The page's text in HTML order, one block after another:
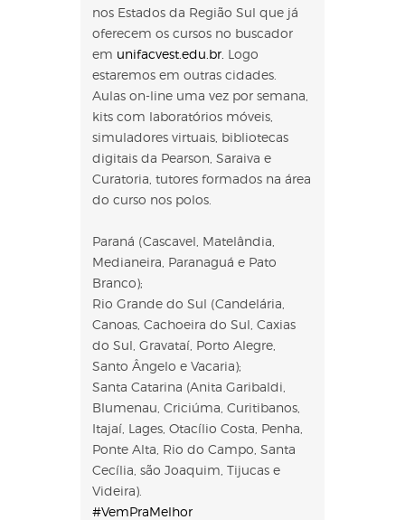
nos Estados da Região Sul que já
oferecem os cursos no buscador
em unifacvest.edu.br. Logo
estaremos em outras cidades.
Aulas on-line uma vez por semana,
kits com laboratórios móveis,
simuladores virtuais, bibliotecas
digitais da Pearson, Saraiva e
Curatoria, tutores formados na área
do curso nos polos.
Paraná (Cascavel, Matelândia,
Medianeira, Paranaguá e Pato
Branco);
Rio Grande do Sul (Candelária,
Canoas, Cachoeira do Sul, Caxias
do Sul, Gravataí, Porto Alegre,
Santo Ângelo e Vacaria);
Santa Catarina (Anita Garibaldi,
Blumenau, Criciúma, Curitibanos,
Itajaí, Lages, Otacílio Costa, Penha,
Ponte Alta, Rio do Campo, Santa
Cecília, são Joaquim, Tijucas e
Videira).
#VemPraMelhor